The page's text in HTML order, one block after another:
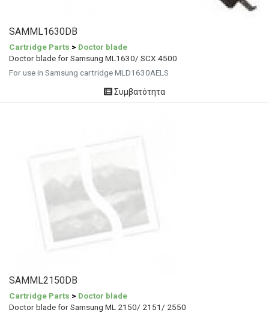
SAMML1630DB
Cartridge Parts > Doctor blade
Doctor blade for Samsung ML1630/ SCX 4500
For use in Samsung cartridge MLD1630AELS
Συμβατότητα
SAMML2150DB
Cartridge Parts > Doctor blade
Doctor blade for Samsung ML 2150/ 2151/ 2550